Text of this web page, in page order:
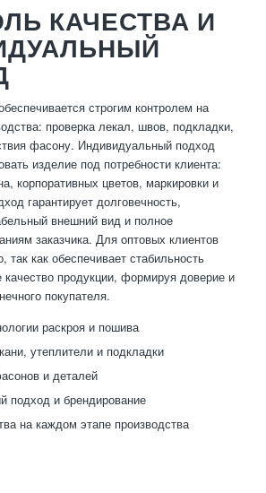
КАЧЕСТВА И
строгим контролем на
проверка лекал, швов, подкладки,
фасону. Индивидуальный подход
изделие под потребности клиента:
корпоративных цветов, маркировки и
гарантирует долговечность,
внешний вид и полное
заказчика. Для оптовых клиентов
так как обеспечивает стабильность
качество продукции, формируя доверие и
покупателя.
раскроя и пошива
утеплители и подкладки
и деталей
подход и брендирование
на каждом этапе производства